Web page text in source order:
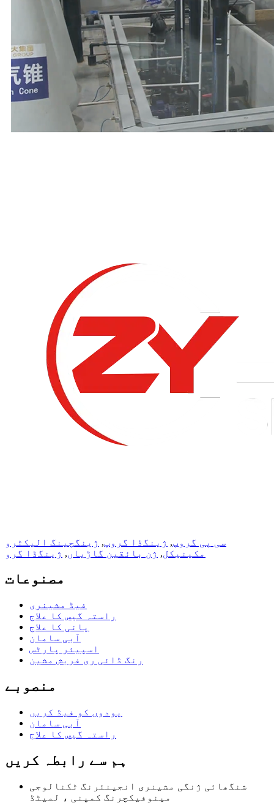
سی پی گروپ, ژینگڈا گروپ, ژینگچینگ الیکٹرو
مکینیکل, ژن بائقین گاڑیاں, ژینگڈا گرو
مصنوعات
فیڈ مشینری
راستہ گیس کا علاج
پانی کا علاج
آبی سامان
اسپیئر پارٹس
رنگ ڈائی ری فربش مشین
منصوبے
پودوں کو فیڈ کریں
آبی سامان
راستہ گیس کا علاج
ہم سے رابطہ کریں
شنگھائی ژنگی مشینری انجینئرنگ ٹکنالوجی
مینوفیکچرنگ کمپنی ، لمیٹڈ